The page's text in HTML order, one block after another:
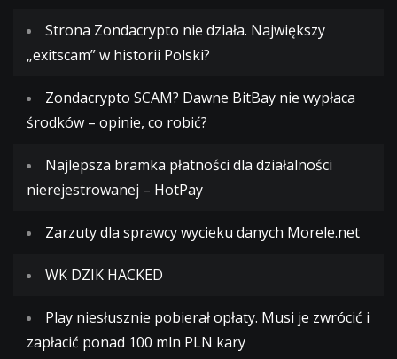
Strona Zondacrypto nie działa. Największy
„exitscam” w historii Polski?
Zondacrypto SCAM? Dawne BitBay nie wypłaca
środków – opinie, co robić?
Najlepsza bramka płatności dla działalności
nierejestrowanej – HotPay
Zarzuty dla sprawcy wycieku danych Morele.net
WK DZIK HACKED
Play niesłusznie pobierał opłaty. Musi je zwrócić i
zapłacić ponad 100 mln PLN kary